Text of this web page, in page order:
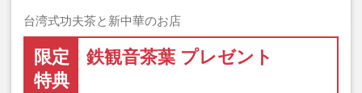
台湾式功夫茶と新中華のお店
限定
特典
鉄観音茶葉 プレゼント